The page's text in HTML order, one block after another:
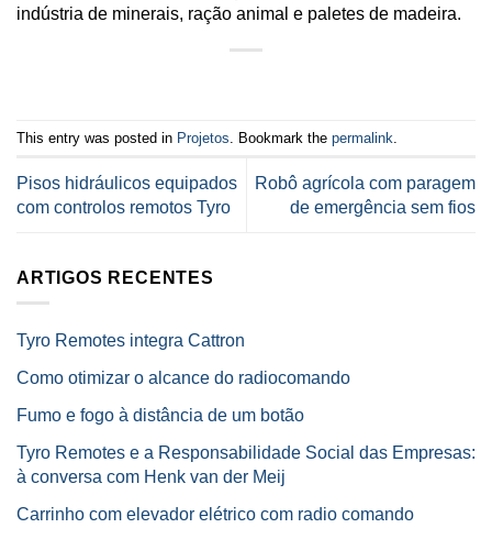
ARTIGOS RECENTES
Tyro Remotes integra Cattron
Como otimizar o alcance do radiocomando
Fumo e fogo à distância de um botão
Tyro Remotes e a Responsabilidade Social das Empresas:
à conversa com Henk van der Meij
Carrinho com elevador elétrico com radio comando
indústria de minerais, ração animal e paletes de madeira.
This entry was posted in Projetos . Bookmark the permalink
Pisos hidráulicos equipados
com controlos remotos Tyro
Robô agrícola com paragem
de emergência sem fios